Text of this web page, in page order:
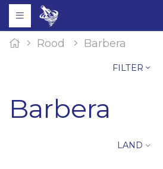
Rood Barbera
FILTER
Barbera
LAND